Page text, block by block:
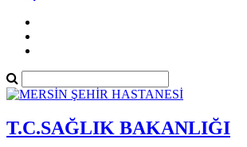
T.C.SAĞLIK BAKANLIĞI